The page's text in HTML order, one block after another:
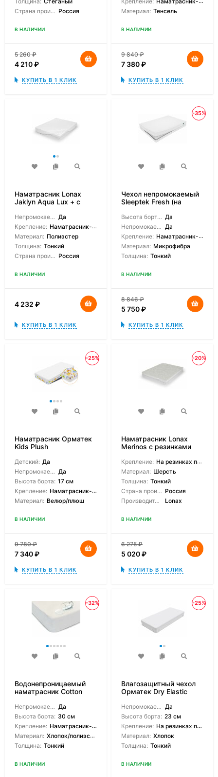
Страна производитель: Россия
В НАЛИЧИИ
5 260₽
4 210₽
КУПИТЬ В 1 КЛИК
Материал: Тенсель
В НАЛИЧИИ
9 840₽
7 380₽
КУПИТЬ В 1 КЛИК
Наматрасник Lonax
Jaklyn Aqua Lux + с
Непромокаемый: Да
Крепление: Наматрасник-чехол
Материал: Полиэстер
Толщина: Тонкий
Страна производитель: Россия
В НАЛИЧИИ
4 232 ₽
КУПИТЬ В 1 КЛИК
-35%
Чехол непромокаемый
Sleeptek Fresh (на
Высота борта на выбор: Да
Непромокаемый: Да
Крепление: Наматрасник-чехол, На молнии
Материал: Микрофибра
Толщина: Тонкий
В НАЛИЧИИ
8 846₽
5 750₽
КУПИТЬ В 1 КЛИК
-25%
Наматрасник Орматек
Kids Plush
Детский: Да
Непромокаемый: Да
Высота борта: 17 см
Крепление: Наматрасник-чехол
Материал: Велюр/плюш
В НАЛИЧИИ
9 780₽
7 340₽
КУПИТЬ В 1 КЛИК
-20%
Наматрасник Lonax
Merinos с резинками
Крепление: На резинках по углам
Материал: Шерсть
Толщина: Тонкий
Страна производитель: Россия
Производитель:
Lonax
В НАЛИЧИИ
6 275₽
5 020₽
КУПИТЬ В 1 КЛИК
-32%
Водонепроницаемый
наматрасник Cotton
Непромокаемый: Да
Высота борта: 30 см
Крепление: Наматрасник-чехол
Материал: Хлопок/полиэстер
Толщина: Тонкий
В НАЛИЧИИ
-25%
Влагозащитный чехол
Орматек Dry Elastic
Непромокаемый: Да
Высота борта: 23 см
Крепление: На резинках по углам
Материал: Хлопок
Толщина: Тонкий
В НАЛИЧИИ